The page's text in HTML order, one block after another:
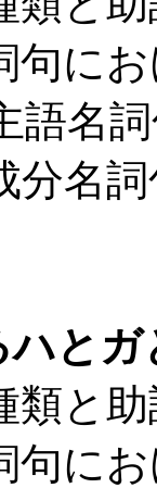
句に
語名
分名
と
類と
句に